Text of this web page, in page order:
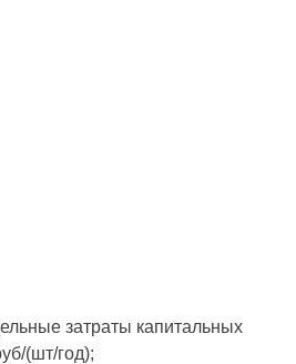
затраты капитальных
(шт/год);